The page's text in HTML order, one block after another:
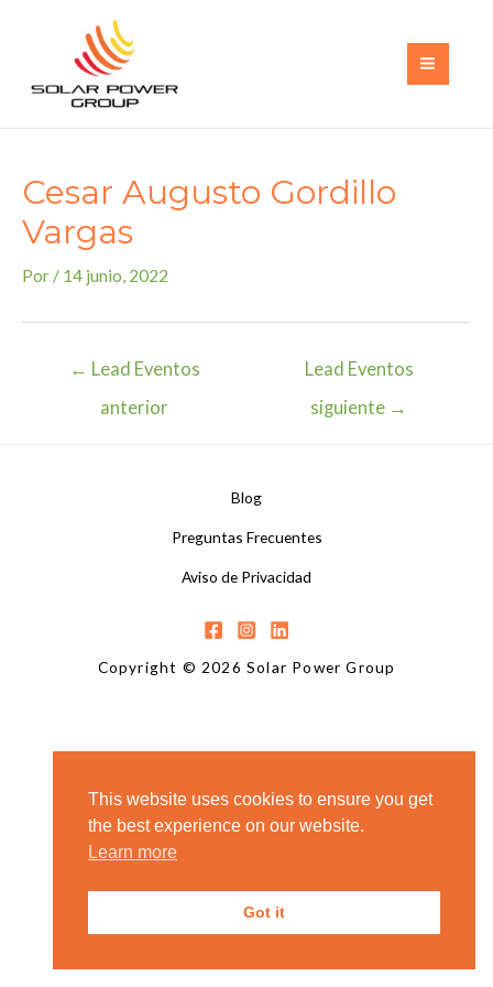
Cesar Augusto Gordillo
Vargas
Por / 14 junio, 2022
Navegación
← Lead Eventos
anterior
Lead Eventos
siguiente →
Blog
Preguntas Frecuentes
Aviso de Privacidad
Copyright © 2026 Solar Power Group
This website uses cookies to ensure you get
the best experience on our website.
Learn more
Got it